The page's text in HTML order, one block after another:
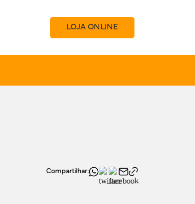
LOJA ONLINE
Compartilhar: